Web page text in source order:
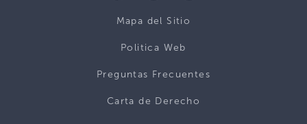
Mapa del Sitio
Politica Web
Preguntas Frecuentes
Carta de Derecho